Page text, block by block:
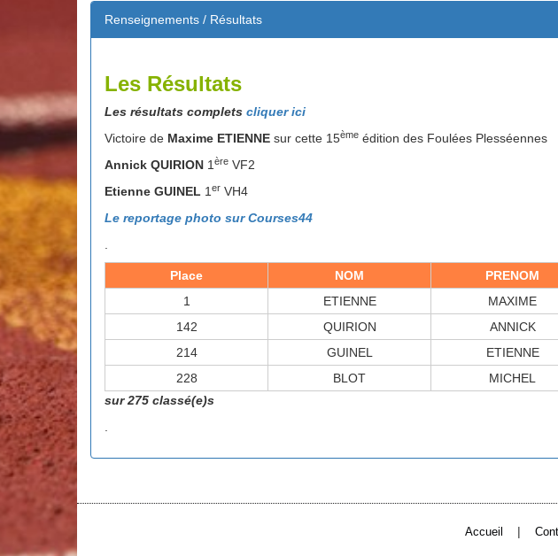
Renseignements / Résultats
Les Résultats
Les résultats complets cliquer ici
Victoire de Maxime ETIENNE sur cette 15ème édition des Foulées Plesséennes
Annick QUIRION 1 ère VF2
Etienne GUINEL 1 er VH4
Le reportage photo sur Courses44
Place NOM PRENOM
1
ETIENNE MAXIME
142
QUIRION ANNICK
214
GUINEL ETIENNE
228
BLOT MICHEL
sur 275 classé(e)s
Accueil |